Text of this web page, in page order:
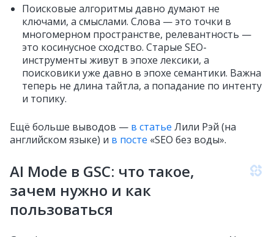
Поисковые алгоритмы давно думают не
ключами, а смыслами. Слова — это точки в
многомерном пространстве, релевантность —
это косинусное сходство. Старые SEO-
инструменты живут в эпохе лексики, а
поисковики уже давно в эпохе семантики. Важна
теперь не длина тайтла, а попадание по интенту
и топику.
Ещё больше выводов — в статье Лили Рэй (на
английском языке) и в посте «SEO без воды».
AI Mode в GSC: что такое,
зачем нужно и как
пользоваться